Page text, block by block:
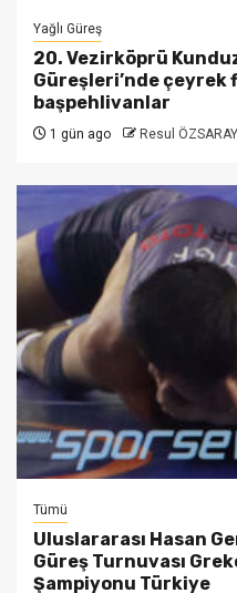
Yağlı Güreş
20. Vezirköprü
Güreşleri’nde çeyrek
başpehlivanlar
1 gün ago Resul ÖZSARAY
Tümü
Uluslararası Hasan
Güreş Turnuvası
Şampiyonu Türkiye